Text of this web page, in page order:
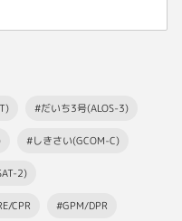
#だいち3号(ALOS-3)
#しきさい(GCOM-C)
2)
CPR #GPM/DPR